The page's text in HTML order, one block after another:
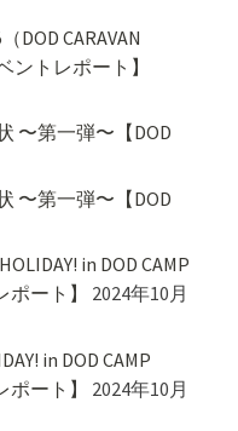
DOD CARAVAN
ントレポート】
〜第一弾〜【DOD
〜第一弾〜【DOD
in DOD CAMP
ポート】
2024年10月
in DOD CAMP
ポート】
2024年10月